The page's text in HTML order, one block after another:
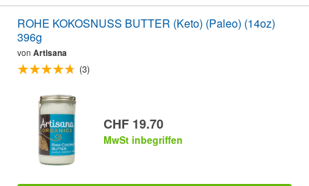
ROHE KOKOSNUSS BUTTER (Keto) (Paleo) (14oz)
396g
von Artisana
(3)
CHF 19.70
MwSt inbegriffen